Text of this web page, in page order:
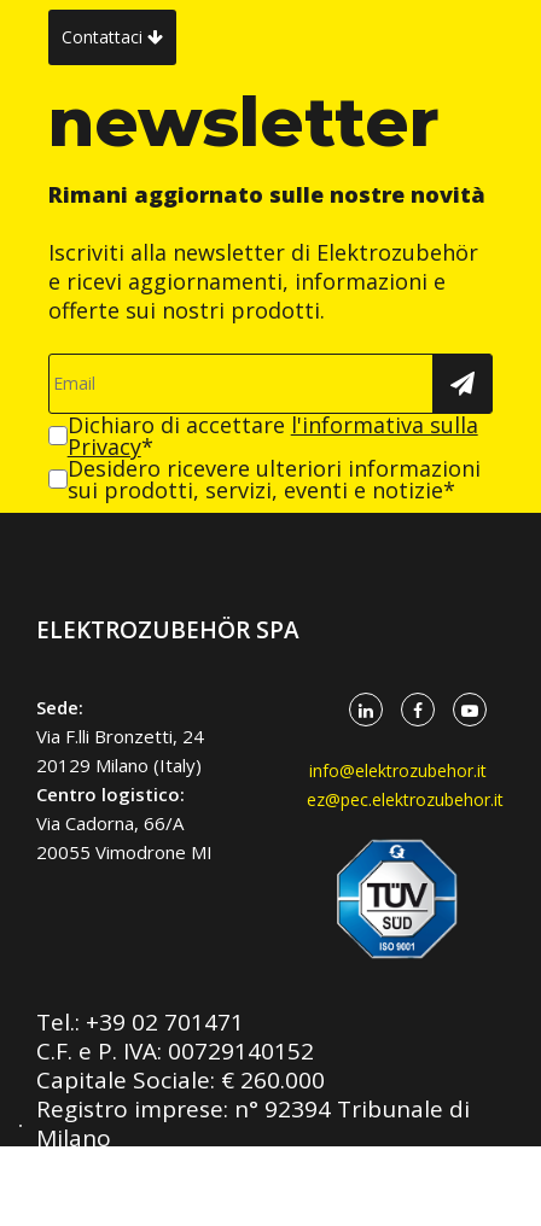
Contattaci
newsletter
Rimani aggiornato sulle nostre novità
Iscriviti alla newsletter di Elektrozubehör
e ricevi aggiornamenti, informazioni e
offerte sui nostri prodotti.
Dichiaro di accettare l'informativa sulla
Privacy*
Desidero ricevere ulteriori informazioni
sui prodotti, servizi, eventi e notizie*
ELEKTROZUBEHÖR SPA
Sede:
Via F.lli Bronzetti, 24
20129 Milano (Italy)
Centro logistico:
Via Cadorna, 66/A
20055 Vimodrone MI
info@elektrozubehor.it
ez@pec.elektrozubehor.it
Tel.: +39 02 701471
C.F. e P. IVA: 00729140152
Capitale Sociale: € 260.000
Registro imprese: n° 92394 Tribunale di
Milano